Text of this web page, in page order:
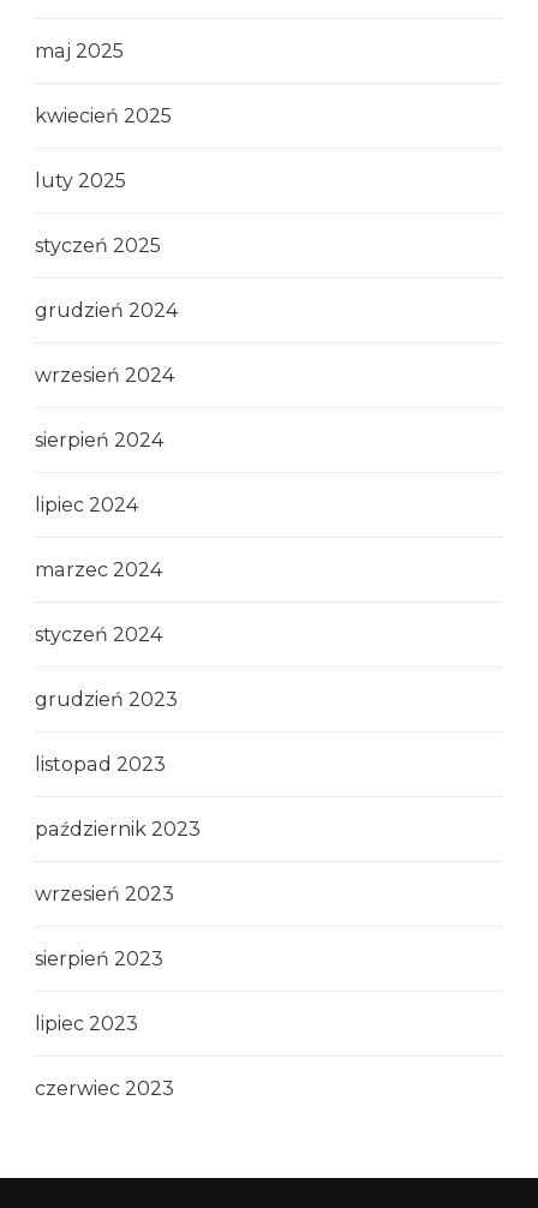
maj 2025
kwiecień 2025
luty 2025
styczeń 2025
grudzień 2024
wrzesień 2024
sierpień 2024
lipiec 2024
marzec 2024
styczeń 2024
grudzień 2023
listopad 2023
październik 2023
wrzesień 2023
sierpień 2023
lipiec 2023
czerwiec 2023